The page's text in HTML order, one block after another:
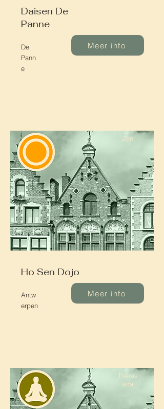
Daisen De
Panne
De
Pann
e
Meer info
Zen
Ho Sen Dojo
Antw
erpen
Meer info
Therav
ada